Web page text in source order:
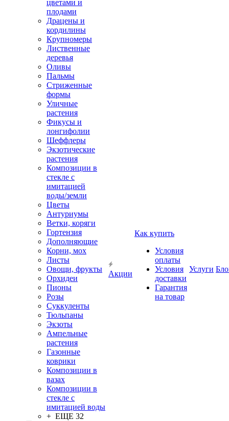
цветами и
плодами
Драцены и
кордилины
Крупномеры
Лиственные
деревья
Оливы
Пальмы
Стриженные
формы
Уличные
растения
Фикусы и
лонгифолии
Шеффлеры
Экзотические
растения
Композиции в
стекле с
имитацией
воды/земли
Цветы
Антуриумы
Ветки, коряги
Гортензия
Дополняющие
Корни, мох
Листы
Овощи, фрукты
Орхидеи
Пионы
Розы
Суккуленты
Тюльпаны
Экзоты
Ампельные
растения
Газонные
коврики
Композиции в
вазах
Композиции в
стекле с
имитацией воды
+ ЕЩЕ 32
Акции
Как купить
Условия
оплаты
Условия
доставки
Гарантия
на товар
Услуги